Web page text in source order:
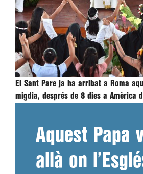
El Sant Pare ja ha arribat a Roma
migdia, després de 8 dies a Amèrica
Aquest Papa
allà on